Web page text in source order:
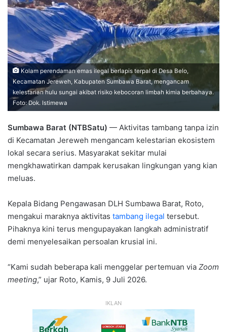
Kolam perendaman emas ilegal berlapis terpal di Desa Belo,
Kecamatan Jereweh, Kabupaten Sumbawa Barat, mengancam
kelestarian hulu sungai akibat risiko kebocoran limbah kimia berbahaya.
Foto: Dok. Istimewa
Sumbawa Barat (NTBSatu) — Aktivitas tambang tanpa izin
di Kecamatan Jereweh mengancam kelestarian ekosistem
lokal secara serius. Masyarakat sekitar mulai
mengkhawatirkan dampak kerusakan lingkungan yang kian
meluas.
Kepala Bidang Pengawasan DLH Sumbawa Barat, Roto,
mengakui maraknya aktivitas tambang ilegal tersebut.
Pihaknya kini terus mengupayakan langkah administratif
demi menyelesaikan persoalan krusial ini.
“Kami sudah beberapa kali menggelar pertemuan via Zoom
meeting,” ujar Roto, Kamis, 9 Juli 2026.
IKLAN